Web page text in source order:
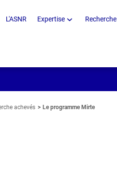
L'ASNR Expertise Recherche
achevés Le programme Mirte